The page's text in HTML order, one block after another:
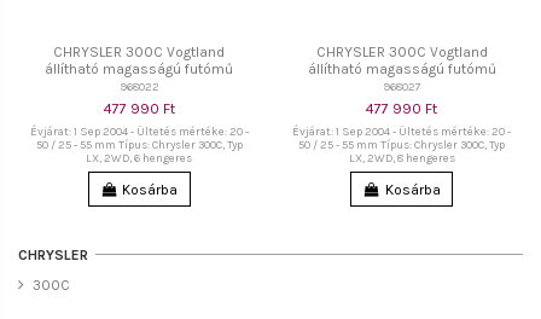
CHRYSLER 300C Vogtland
állítható magasságú futómű
968022
477 990 Ft
Évjárat: 1 Sep 2004 - Ültetés mértéke: 20 -
50 / 25 - 55 mm Típus: Chrysler 300C, Typ
LX, 2WD, 6 hengeres
Kosárba
CHRYSLER 300C Vogtland
állítható magasságú futómű
968027
477 990 Ft
Évjárat: 1 Sep 2004 - Ültetés mértéke: 20 -
50 / 25 - 55 mm Típus: Chrysler 300C, Typ
LX, 2WD, 8 hengeres
Kosárba
CHRYSLER
300C